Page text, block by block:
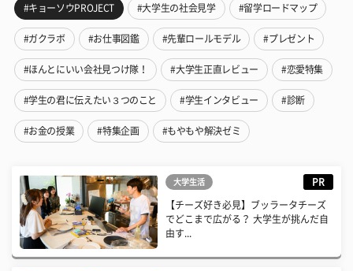
#キョーソウPROJECT #大学生の社会見学 #留学ロードマップ
#ガクラボ #お仕事図鑑 #先輩ロールモデル #プレゼント
#ほんとにいい会社見つけ隊！ #大学生正直レビュー #恋愛特集
#学生の君に伝えたい３つのこと #学生インタビュー #診断
#お金の授業 #特集企画 #もやもや解決ゼミ
大学生活 PR
【チーズ好き必見】ブッラータチーズ
でどこまで広がる？ 大学生が挑んだ自
由す...